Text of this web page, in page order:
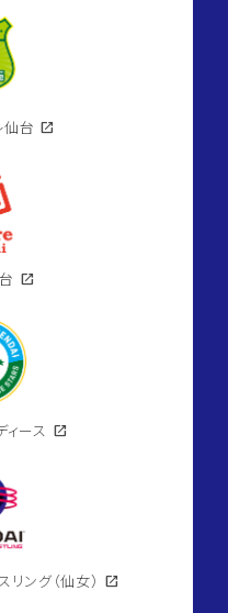
仙台 open_in_new
open_in_new
ィース open_in_new
ング（仙女） open_in_new